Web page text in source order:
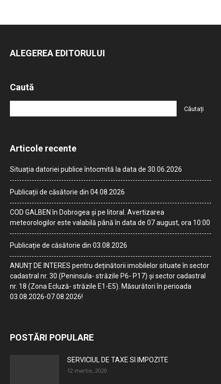
ALEGEREA EDITORULUI
Caută
Articole recente
Situația datoriei publice întocmită la data de 30.06.2026
Publicații de căsătorie din 04.08.2026
COD GALBEN în Dobrogea și pe litoral. Avertizarea
meteorologilor este valabilă până în data de 07 august, ora 10:00
Publicație de căsătorie din 03.08.2026
ANUNȚ DE INTERES pentru deținătorii imobilelor situate în sector
cadastral nr. 30 (Peninsula- străzile P6- P17) și sector cadastral
nr. 18 (Zona Ecluză- străzile E1-E5). Măsurători în perioada
03.08.2026-07.08.2026!
POSTĂRI POPULARE
SERVICIUL DE TAXE SI IMPOZITE
12 martie, 2020